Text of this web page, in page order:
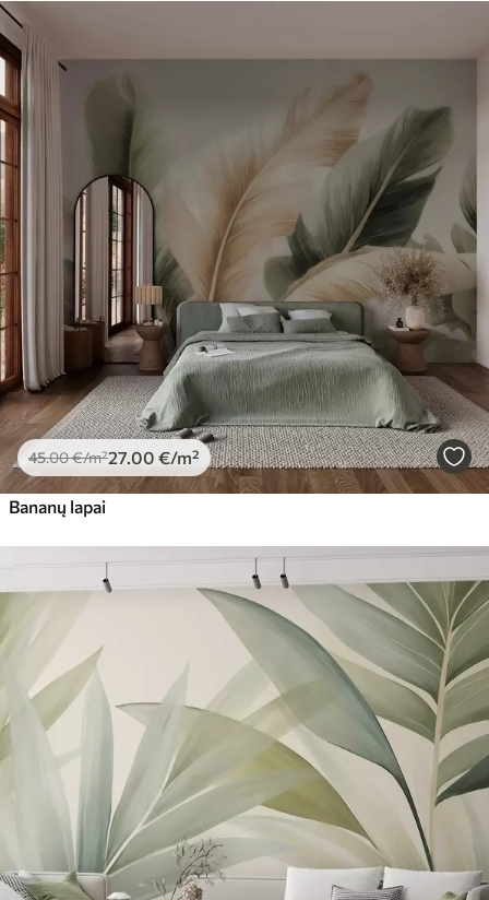
45.00€/m²27 .00 €/m²
Bananų lapai